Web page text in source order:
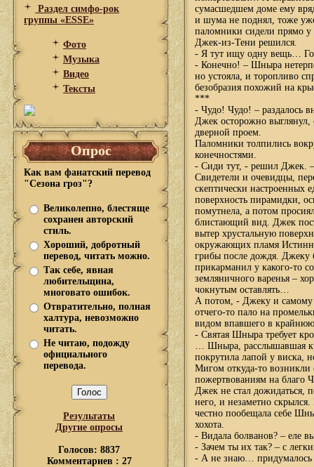
Раздел симфо-рок
группы «ESSE»
Фото
Музыка
Видео
Тексты
Опрос
Как вам фанатский перевод
"Сезона гроз"?
Великолепно, блестяще
сохранен авторский
стиль.
Хороший, добротный
перевод, читать можно.
Так себе, явная
любительщина,
многовато ошибок.
Отвратительно, полная
халтура, невозможно
читать.
Не читаю, подожду
официального
перевода.
Результаты
Другие опросы
Голосов: 8837
Комментариев : 27
сумасшедшем доме ему
и шума не поднял, тоже
паломники сидели прямо у
Джек-из-Тени решился.
- Я тут ищу одну вещь…
- Конечно! – Шныра
но устояла, и торопливо
безобразия похожий на
***
- Чудо! Чудо! – раздалось
Джек осторожно выглянул,
дверной проем.
Паломники толпились
конечностями.
- Сиди тут, - решил Джек.
Свидетели и очевидцы,
скептически настроенных
поверхность пирамидки,
помутнела, а потом
блистающий вид. Джек
вытер хрустальную
окружающих пламя
грибы после дождя. Джеку
прикарманил у какого-то
земляничного варенья –
чокнутым оставлять…
А потом, - Джеку и самому
отчего-то пало на
видом впавшего в крайнюю
- Святая Шныра требует
… Шныра, расслышавшая
покрутила лапой у виска,
Мигом откуда-то
пожертвованиям на
Джек не стал дожидаться,
него, и незаметно
честно пообещала себе
хохота.
- Видала болванов? – еле
- Зачем ты их так? – с
- А не знаю…